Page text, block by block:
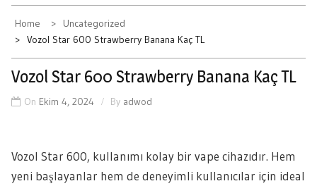
Home
Uncategorized
Vozol Star 600 Strawberry Banana Kaç TL
Vozol Star 600 Strawberry Banana Kaç TL
On Ekim 4, 2024 By adwod
Vozol Star 600, kullanımı kolay bir vape cihazıdır. Hem
yeni başlayanlar hem de deneyimli kullanıcılar için ideal